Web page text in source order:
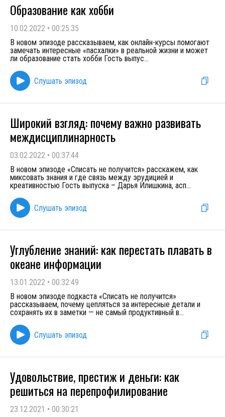
Образование как хобби
10.02.2022 • 00:25:35
В новом эпизоде рассказываем, как онлайн-курсы помогают
замечать интересные «пасхалки» в реальной жизни и может
ли образование стать хобби Гость выпус...
Слушать эпизод
Широкий взгляд: почему важно развивать
междисциплинарность
03.02.2022 • 00:37:44
В новом эпизоде «Списать не получится» расскажем, как
миксовать знания и где связь между эрудицией и
креативностью Гость выпуска – Дарья Илишкина, асп...
Слушать эпизод
Углубление знаний: как перестать плавать в
океане информации
13.01.2022 • 00:32:49
В новом эпизоде подкаста «Списать не получится»
рассказываем, почему цепляться за интересные детали и
сохранять их в заметки — не самый продуктивный в...
Слушать эпизод
Удовольствие, престиж и деньги: как
решиться на перепрофилирование
23.12.2021 • 00:30:21